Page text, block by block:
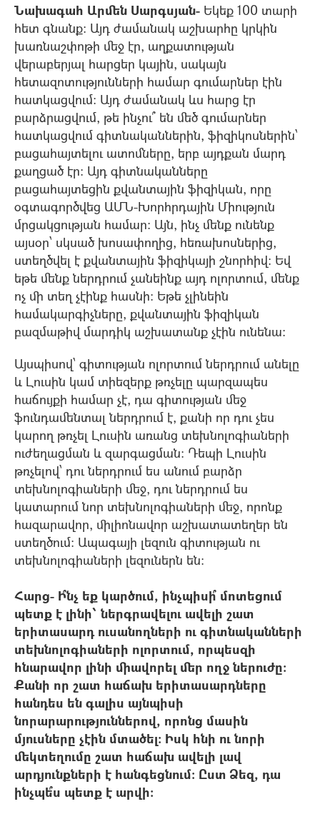
Նախագահ Արմեն Սարգսյան- Եկեք 100 տարի
հետ գնանք: Այդ ժամանակ աշխարհը կրկին
խառնաշփոթի մեջ էր, աղքատության
վերաբերյալ հարցեր կային, սակայն
հետազոտությունների համար գումարներ էին
հատկացվում: Այդ ժամանակ ևս հարց էր
բարձրացվում, թե ինչու՞ են մեծ գումարներ
հատկացվում գիտնականներին, ֆիզիկոսներին՝
բացահայտելու ատոմները, երբ այդքան մարդ
քաղցած էր: Այդ գիտնականները
բացահայտեցին քվանտային ֆիզիկան, որը
օգտագործվեց ԱՄՆ-Խորհրդային Միություն
մրցակցության համար: Այն, ինչ մենք ունենք
այսօր՝ սկսած խոսափողից, հեռախոսներից,
ստեղծվել է քվանտային ֆիզիկայի շնորհիվ: Եվ
եթե մենք ներդրում չանեինք այդ ոլորտում, մենք
ոչ մի տեղ չէինք հասնի: Եթե չլինեին
համակարգիչները, քվանտային ֆիզիկան
բազմաթիվ մարդիկ աշխատանք չէին ունենա:
Այսպիսով՝ գիտության ոլորտում ներդրում անելը
և Լուսին կամ տիեզերք թռչելը պարզապես
հաճույքի համար չէ, դա գիտության մեջ
ֆունդամենտալ ներդրում է, քանի որ դու չես
կարող թռչել Լուսին առանց տեխնոլոգիաների
ուժեղացման և զարգացման: Դեպի Լուսին
թռչելով՝ դու ներդրում ես անում բարձր
տեխնոլոգիաների մեջ, դու ներդրում ես
կատարում նոր տեխնոլոգիաների մեջ, որոնք
հազարավոր, միլիոնավոր աշխատատեղեր են
ստեղծում: Ապագայի լեզուն գիտության ու
տեխնոլոգիաների լեզուներն են:
Հարց- Ի՞նչ եք կարծում, ինչպիսի՞ մոտեցում
պետք է լինի՝ ներգրավելու ավելի շատ
երիտասարդ ուսանողների ու գիտնականների
տեխնոլոգիաների ոլորտում, որպեսզի
հնարավոր լինի միավորել մեր ողջ ներուժը:
Քանի որ շատ հաճախ երիտասարդները
հանդես են գալիս այնպիսի
նորարարություններով, որոնց մասին
մյուսները չէին մտածել: Իսկ հնի ու նորի
մեկտեղումը շատ հաճախ ավելի լավ
արդյունքների է հանգեցնում: Ըստ Ձեզ, դա
ինչպե՞ս պետք է արվի: